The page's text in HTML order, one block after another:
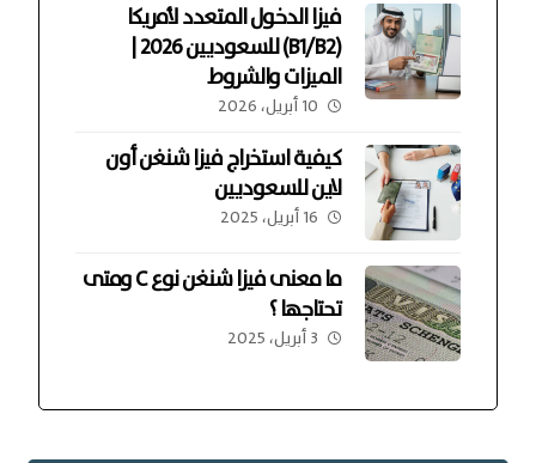
فيزا الدخول المتعدد لأمريكا
(B1/B2) للسعوديين 2026 |
الميزات والشروط
10 أبريل، 2026
كيفية استخراج فيزا شنغن أون
لاين للسعوديين
16 أبريل، 2025
ما معنى فيزا شنغن نوع C ومتى
تحتاجها ؟
3 أبريل، 2025